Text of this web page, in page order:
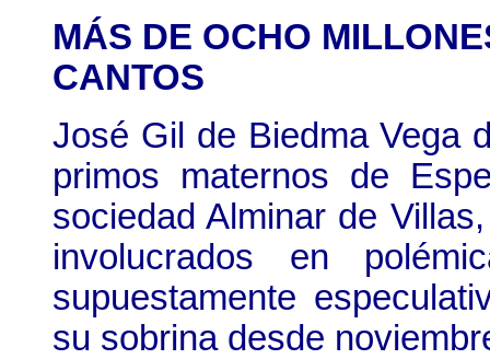
MÁS DE OCHO
CANTOS
José Gil de Biedma Vega
primos maternos de
sociedad Alminar de
involucrados en
supuestamente
su sobrina desde